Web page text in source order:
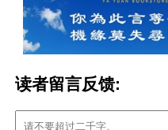
读者留言反馈: